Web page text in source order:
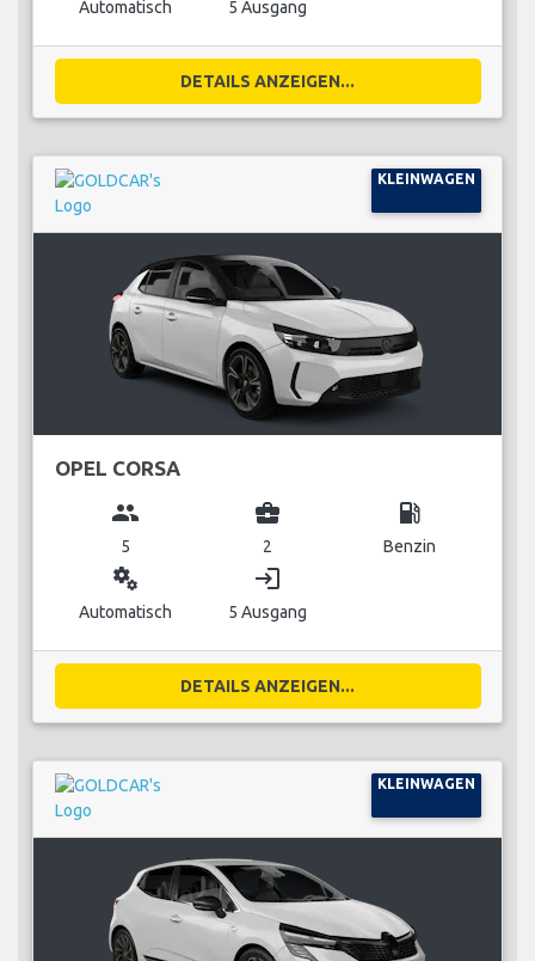
Automatisch 5 Ausgang
DETAILS ANZEIGEN...
KLEINWAGEN
OPEL CORSA
group
5
business_center
2
local_gas_station
Benzin
miscellaneous_services
Automatisch
login
5 Ausgang
DETAILS ANZEIGEN...
KLEINWAGEN